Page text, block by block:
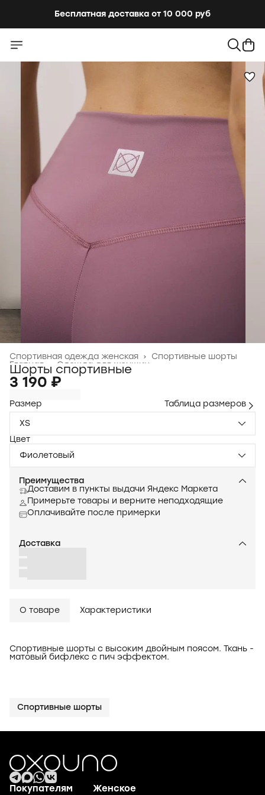
Бесплатная доставка от 10 000 руб
Спортивные шорты
Спортивная одежда женская ›
Одежда для женщин
Главная ›
Шорты спортивные
3 190 ₽
Размер
Таблица размеров
XS
Цвет
Фиолетовый
Преимущества
Доставим в пункты выдачи Яндекс Маркета
Примерьте товары и верните неподходящие
Оплачивайте после примерки
Доставка
О товаре Характеристики
Спортивные шорты с высоким двойным поясом. Ткань -
матовый бифлекс с пич эффектом.
Спортивные шорты
Покупателям Женское